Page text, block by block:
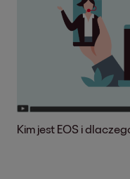
Kim jest EOS i